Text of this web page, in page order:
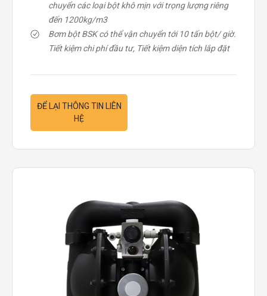
chuyển các loại bột khô mịn với trọng lượng riêng
đến 1200kg/m3
Bơm bột BSK có thể vận chuyển tới 10 tấn bột/ giờ.
Tiết kiệm chi phí đầu tư, Tiết kiệm diện tích lắp đặt
ĐỂ LẠI THÔNG TIN LIÊN
HỆ